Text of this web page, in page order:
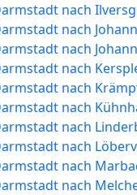
nach
nach
nach
nach
nach
nach
nach
nach
nach
nach